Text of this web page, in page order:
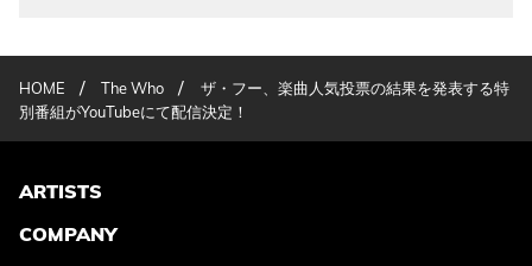
HOME / The Who /
ザ・フー、楽曲人気投票の結果を発表する特
別番組がYouTubeにて配信決定！
ARTISTS
COMPANY